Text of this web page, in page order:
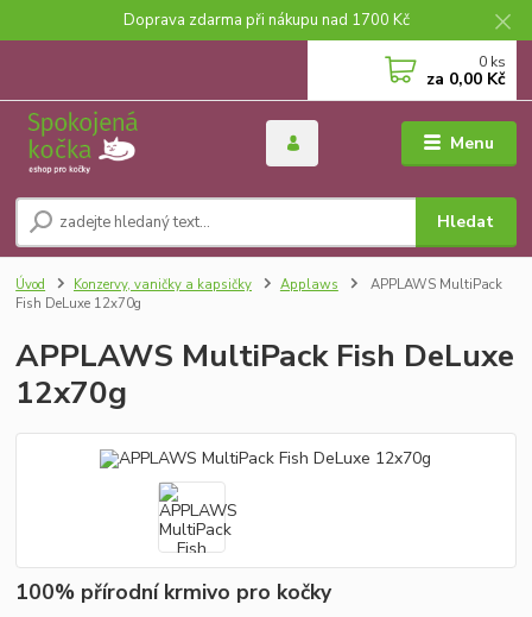
Doprava zdarma při nákupu nad 1700 Kč
Menu
Hledat
0 ks
za 0,00 Kč
Úvod Konzervy, vaničky a kapsičky Applaws
APPLAWS MultiPack
Fish DeLuxe 12x70g
APPLAWS MultiPack Fish DeLuxe
12x70g
100% přírodní krmivo pro kočky